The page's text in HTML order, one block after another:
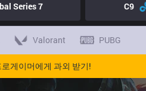
Series 7 C9
Valorant PUBG
로게이머에게 과외 받기!